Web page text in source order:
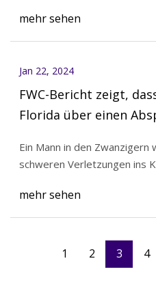
mehr sehen
Jan 22, 2024
FWC-Bericht zeigt,
Florida über einen
Ein Mann in den Zwanzigern
schweren Verletzungen ins
mehr sehen
1 2 3 4